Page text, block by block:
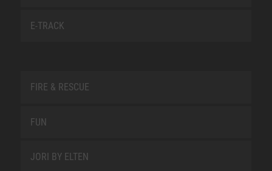
E-TRACK
FIRE & RESCUE
FUN
JORI BY ELTEN